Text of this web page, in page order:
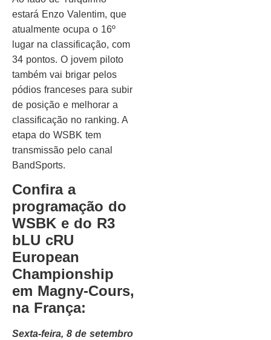
estará Enzo Valentim, que
atualmente ocupa o 16º
lugar na classificação, com
34 pontos. O jovem piloto
também vai brigar pelos
pódios franceses para subir
de posição e melhorar a
classificação no ranking. A
etapa do WSBK tem
transmissão pelo canal
BandSports.
Confira a
programação do
WSBK e do R3
bLU cRU
European
Championship
em Magny-Cours,
na França:
Sexta-feira, 8 de setembro